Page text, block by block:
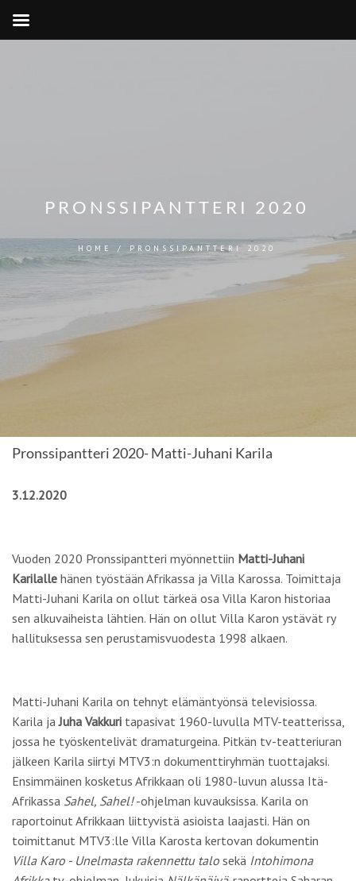
PRONSSIPANTTERI 2020
HOME / PRONSSIPANTTERI 2020
Pronssipantteri 2020- Matti-Juhani Karila
3.12.2020
Vuoden 2020 Pronssipantteri myönnettiin Matti-Juhani
Karilalle hänen työstään Afrikassa ja Villa Karossa. Toimittaja
Matti-Juhani Karila on ollut tärkeä osa Villa Karon historiaa
sen alkuvaiheista lähtien. Hän on ollut Villa Karon ystävät ry
hallituksessa sen perustamisvuodesta 1998 alkaen.
Matti-Juhani Karila on tehnyt elämäntyönsä televisiossa.
Karila jaJuha Vakkuri tapasivat 1960-luvulla MTV-teatterissa,
jossa he työskentelivät dramaturgeina. Pitkän tv-teatteriuran
jälkeen Karila siirtyi MTV3:n dokumenttiryhmän tuottajaksi.
Ensimmäinen kosketus Afrikkaan oli 1980-luvun alussa Itä-
Afrikassa Sahel, Sahel!-ohjelman kuvauksissa. Karila on
raportoinut Afrikkaan liittyvistä asioista laajasti. Hän on
toimittanut MTV3:lle Villa Karosta kertovan dokumentin
Villa Karo - Unelmasta rakennettu talo sekä Intohimona